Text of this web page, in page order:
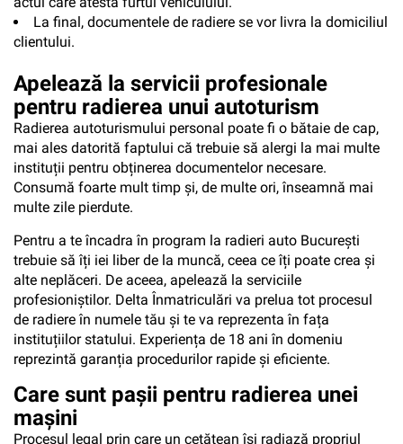
La final, documentele de radiere se vor livra la domiciliul
clientului.
Apelează la servicii profesionale
pentru radierea unui autoturism
Radierea autoturismului personal poate fi o bătaie de cap,
mai ales datorită faptului că trebuie să alergi la mai multe
instituții pentru obținerea documentelor necesare.
Consumă foarte mult timp și, de multe ori, înseamnă mai
multe zile pierdute.
Pentru a te încadra în program la radieri auto București
trebuie să îți iei liber de la muncă, ceea ce îți poate crea și
alte neplăceri. De aceea, apelează la serviciile
profesioniștilor. Delta Înmatriculări va prelua tot procesul
de radiere în numele tău și te va reprezenta în fața
instituțiilor statului. Experiența de 18 ani în domeniu
reprezintă garanția procedurilor rapide și eficiente.
Care sunt pașii pentru radierea unei
mașini
Procesul legal prin care un cetățean își radiază propriul